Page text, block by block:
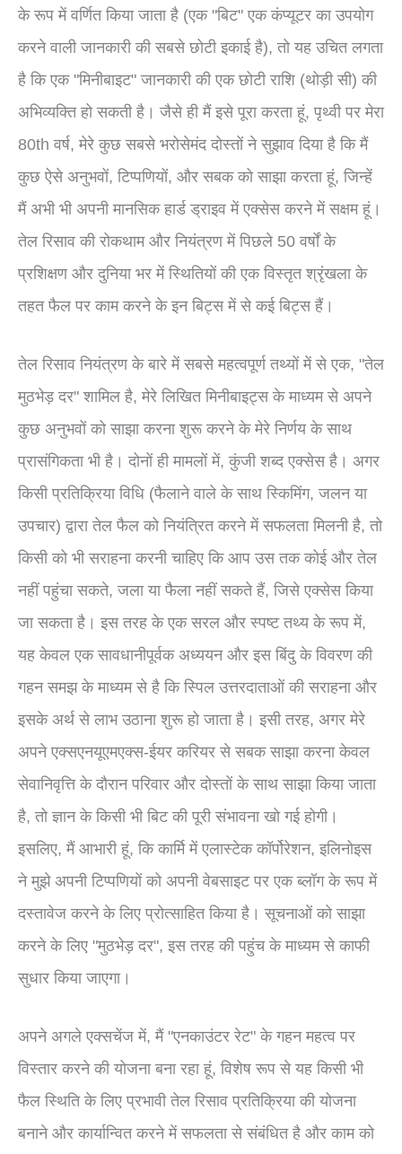
के रूप में वर्णित किया जाता है (एक "बिट" एक कंप्यूटर का उपयोग
करने वाली जानकारी की सबसे छोटी इकाई है), तो यह उचित लगता
है कि एक "मिनीबाइट" जानकारी की एक छोटी राशि (थोड़ी सी) की
अभिव्यक्ति हो सकती है। जैसे ही मैं इसे पूरा करता हूं, पृथ्वी पर मेरा
80th वर्ष, मेरे कुछ सबसे भरोसेमंद दोस्तों ने सुझाव दिया है कि मैं
कुछ ऐसे अनुभवों, टिप्पणियों, और सबक को साझा करता हूं, जिन्हें
मैं अभी भी अपनी मानसिक हार्ड ड्राइव में एक्सेस करने में सक्षम हूं।
तेल रिसाव की रोकथाम और नियंत्रण में पिछले 50 वर्षों के
प्रशिक्षण और दुनिया भर में स्थितियों की एक विस्तृत श्रृंखला के
तहत फैल पर काम करने के इन बिट्स में से कई बिट्स हैं।
तेल रिसाव नियंत्रण के बारे में सबसे महत्वपूर्ण तथ्यों में से एक, "तेल
मुठभेड़ दर" शामिल है, मेरे लिखित मिनीबाइट्स के माध्यम से अपने
कुछ अनुभवों को साझा करना शुरू करने के मेरे निर्णय के साथ
प्रासंगिकता भी है। दोनों ही मामलों में, कुंजी शब्द एक्सेस है। अगर
किसी प्रतिक्रिया विधि (फैलाने वाले के साथ स्किमिंग, जलन या
उपचार) द्वारा तेल फैल को नियंत्रित करने में सफलता मिलनी है, तो
किसी को भी सराहना करनी चाहिए कि आप उस तक कोई और तेल
नहीं पहुंचा सकते, जला या फैला नहीं सकते हैं, जिसे एक्सेस किया
जा सकता है। इस तरह के एक सरल और स्पष्ट तथ्य के रूप में,
यह केवल एक सावधानीपूर्वक अध्ययन और इस बिंदु के विवरण की
गहन समझ के माध्यम से है कि स्पिल उत्तरदाताओं की सराहना और
इसके अर्थ से लाभ उठाना शुरू हो जाता है। इसी तरह, अगर मेरे
अपने एक्सएनयूएमएक्स-ईयर करियर से सबक साझा करना केवल
सेवानिवृत्ति के दौरान परिवार और दोस्तों के साथ साझा किया जाता
है, तो ज्ञान के किसी भी बिट की पूरी संभावना खो गई होगी।
इसलिए, मैं आभारी हूं, कि कार्मि में एलास्टेक कॉर्पोरेशन, इलिनोइस
ने मुझे अपनी टिप्पणियों को अपनी वेबसाइट पर एक ब्लॉग के रूप में
दस्तावेज करने के लिए प्रोत्साहित किया है। सूचनाओं को साझा
करने के लिए "मुठभेड़ दर", इस तरह की पहुंच के माध्यम से काफी
सुधार किया जाएगा।
अपने अगले एक्सचेंज में, मैं "एनकाउंटर रेट" के गहन महत्व पर
विस्तार करने की योजना बना रहा हूं, विशेष रूप से यह किसी भी
फैल स्थिति के लिए प्रभावी तेल रिसाव प्रतिक्रिया की योजना
बनाने और कार्यान्वित करने में सफलता से संबंधित है और काम को